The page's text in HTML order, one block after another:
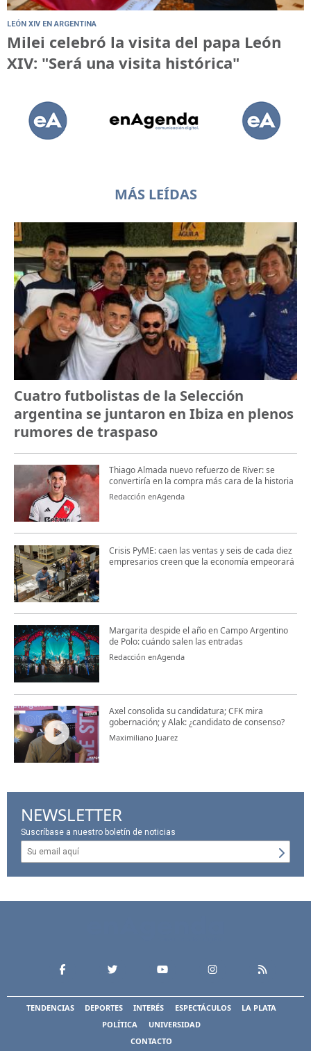
LEÓN XIV EN ARGENTINA
Milei celebró la visita del papa León
XIV: "Será una visita histórica"
MÁS LEÍDAS
Cuatro futbolistas de la Selección
argentina se juntaron en Ibiza en plenos
rumores de traspaso
Thiago Almada nuevo refuerzo de River: se
convertiría en la compra más cara de la historia
Redacción enAgenda
Crisis PyME: caen las ventas y seis de cada diez
empresarios creen que la economía empeorará
Margarita despide el año en Campo Argentino
de Polo: cuándo salen las entradas
Redacción enAgenda
Axel consolida su candidatura; CFK mira
gobernación; y Alak: ¿candidato de consenso?
Maximiliano Juarez
NEWSLETTER
Suscríbase a nuestro boletín de noticias
TENDENCIAS DEPORTES INTERÉS ESPECTÁCULOS
LA PLATA
POLÍTICA
UNIVERSIDAD
CONTACTO